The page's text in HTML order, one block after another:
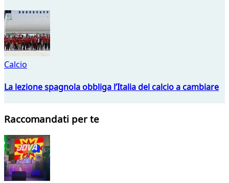
Calcio
La lezione spagnola obbliga l’Italia del calcio a cambiare
Raccomandati per te